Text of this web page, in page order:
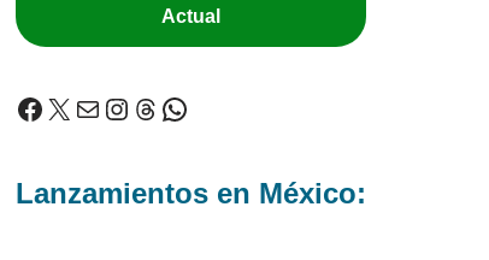
Actual
Lanzamientos en México: